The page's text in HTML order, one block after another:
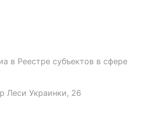
в Реестре субъектов в сфере
Леси Украинки, 26